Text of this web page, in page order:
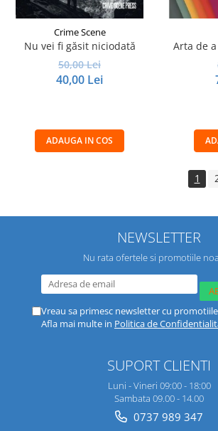
Crime Scene
Nu vei fi găsit niciodată
50,00 Lei
40,00 Lei
ADAUGA IN COS
Arta de
1
NEWSLETTER
Nu rata ofertele si promotiile
Vreau sa primesc newsletter cu
Afla mai multe in Politica de
SUPORT CLIENTI
Luni - Vineri 09:00 - 18:00
Sambata 09.00 - 14.00
0737 989 347